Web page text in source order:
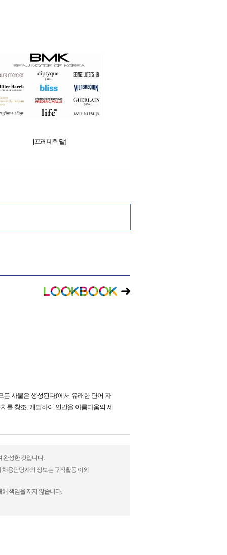
[프레데릭말]
사물은 생성된다)’에서 유래한 단어 자
를 창조, 개발하여 인간을 아름다움의 세
완성한 것입니다.
용담당자의 정보는 구직활동 이외
책임을 지지 않습니다.